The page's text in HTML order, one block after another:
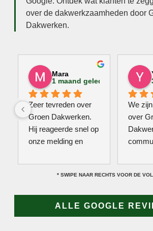
over de dakwerkzaamheden door
Dakwerken.
Mara
1 maand geleden
Zeer tevreden over
Groen Dakwerken.
Hij reageerde snel op
onze melding en
collega kijken naar
het probleem. Omdat
reparatie niet meteen
We
over
hij
van
Echt
* SWIPE NAAR RECHTS VOOR DE
ALLE GOOGLE